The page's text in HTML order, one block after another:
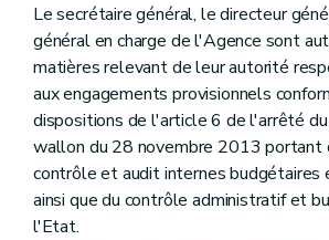
Le secrétaire général, le directeur
général en charge de l'Agence sont
matières relevant de leur autorité
aux engagements provisionnels
dispositions de l'article 6 de l'arrêté
wallon du 28 novembre 2013 portant
contrôle et audit internes budgétaires
ainsi que du contrôle administratif et
l'Etat.